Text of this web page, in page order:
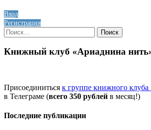
Вход
Регистрация
Найти:
Книжный клуб «Ариаднина
Присоединиться к группе книжного
в Телеграме (всего 350 рублей в месяц!)
Последние публикации